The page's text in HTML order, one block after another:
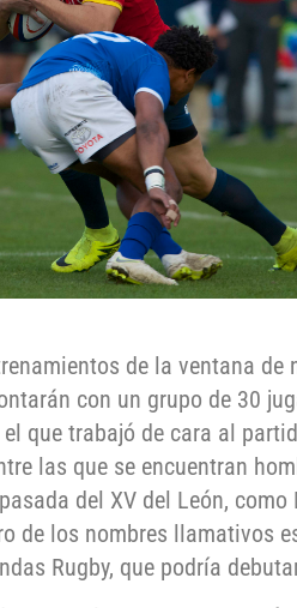
de la ventana de
con un grupo de 30
que trabajó de cara al
las que se encuentran
del XV del León, como
de los nombres llamativos
Rugby, que podría